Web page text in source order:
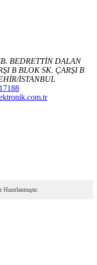
BEDRETTİN DALAN
B BLOK SK. ÇARŞI B
İSTANBUL